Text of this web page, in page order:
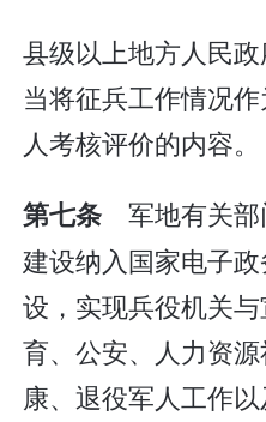
县级以上地方人民
当将征兵工作情况
人考核评价的内容。
第七条 军地有关部
建设纳入国家电子
设，实现兵役机关
育、公安、人力资
康、退役军人工作